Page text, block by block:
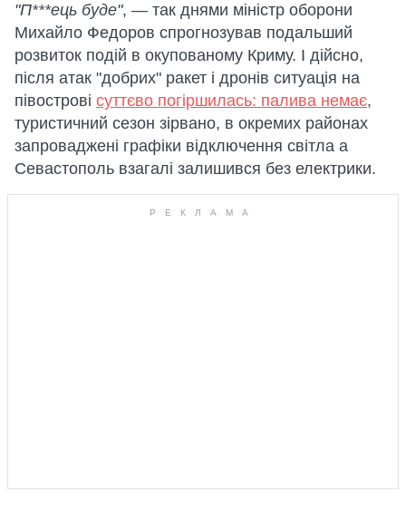
"П***ець буде", — так днями міністр оборони
Михайло Федоров спрогнозував подальший
розвиток подій в окупованому Криму. І дійсно,
після атак "добрих" ракет і дронів ситуація на
півострові суттєво погіршилась: палива немає,
туристичний сезон зірвано, в окремих районах
запроваджені графіки відключення світла а
Севастополь взагалі залишився без електрики.